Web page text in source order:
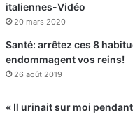
italiennes-Vidéo
20 mars 2020
Santé: arrêtez ces 8
endommagent vos reins!
26 août 2019
« Il urinait sur moi